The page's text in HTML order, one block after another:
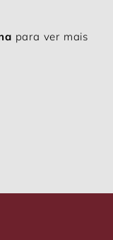
para ver mais